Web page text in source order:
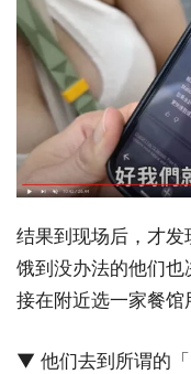
结果到现场后，才
饿到没办法的他们
接在附近选一家餐馆
▼ 他们去到所谓的